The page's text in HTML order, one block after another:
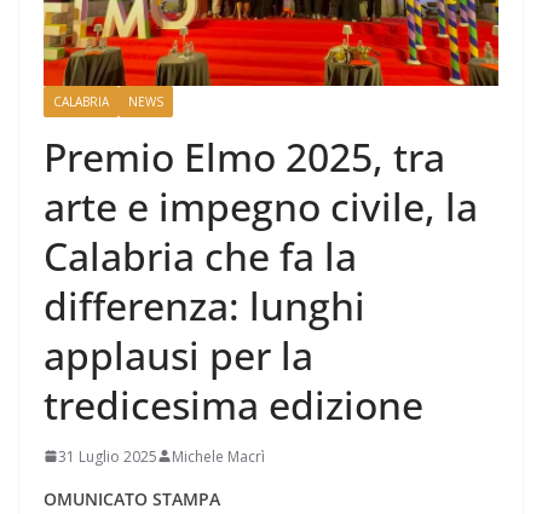
CALABRIA NEWS
Premio Elmo 2025, tra
arte e impegno civile, la
Calabria che fa la
differenza: lunghi
applausi per la
tredicesima edizione
31 Luglio 2025 Michele Macrì
OMUNICATO STAMPA